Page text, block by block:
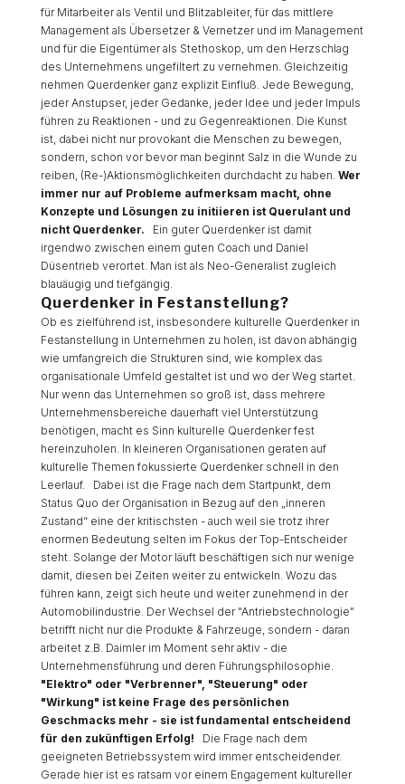
für Mitarbeiter als Ventil und Blitzableiter, für das mittlere
Management als Übersetzer & Vernetzer und im Management
und für die Eigentümer als Stethoskop, um den Herzschlag
des Unternehmens ungefiltert zu vernehmen. Gleichzeitig
nehmen Querdenker ganz explizit Einfluß. Jede Bewegung,
jeder Anstupser, jeder Gedanke, jeder Idee und jeder Impuls
führen zu Reaktionen - und zu Gegenreaktionen. Die Kunst
ist, dabei nicht nur provokant die Menschen zu bewegen,
sondern, schon vor bevor man beginnt Salz in die Wunde zu
reiben, (Re-)Aktionsmöglichkeiten durchdacht zu haben. Wer
immer nur auf Probleme aufmerksam macht, ohne
Konzepte und Lösungen zu initiieren ist Querulant und
nicht Querdenker. Ein guter Querdenker ist damit
irgendwo zwischen einem guten Coach und Daniel
Düsentrieb verortet. Man ist als Neo-Generalist zugleich
blauäugig und tiefgängig.
Querdenker in Festanstellung?
Ob es zielführend ist, insbesondere kulturelle Querdenker in
Festanstellung in Unternehmen zu holen, ist davon abhängig
wie umfangreich die Strukturen sind, wie komplex das
organisationale Umfeld gestaltet ist und wo der Weg startet.
Nur wenn das Unternehmen so groß ist, dass mehrere
Unternehmensbereiche dauerhaft viel Unterstützung
benötigen, macht es Sinn kulturelle Querdenker fest
hereinzuholen. In kleineren Organisationen geraten auf
kulturelle Themen fokussierte Querdenker schnell in den
Leerlauf. Dabei ist die Frage nach dem Startpunkt, dem
Status Quo der Organisation in Bezug auf den „inneren
Zustand“ eine der kritischsten - auch weil sie trotz ihrer
enormen Bedeutung selten im Fokus der Top-Entscheider
steht. Solange der Motor läuft beschäftigen sich nur wenige
damit, diesen bei Zeiten weiter zu entwickeln. Wozu das
führen kann, zeigt sich heute und weiter zunehmend in der
Automobilindustrie. Der Wechsel der "Antriebstechnologie"
betrifft nicht nur die Produkte & Fahrzeuge, sondern - daran
arbeitet z.B. Daimler im Moment sehr aktiv - die
Unternehmensführung und deren Führungsphilosophie.
"Elektro" oder "Verbrenner", "Steuerung" oder
"Wirkung" ist keine Frage des persönlichen
Geschmacks mehr - sie ist fundamental entscheidend
für den zukünftigen Erfolg! Die Frage nach dem
geeigneten Betriebssystem wird immer entscheidender.
Gerade hier ist es ratsam vor einem Engagement kultureller